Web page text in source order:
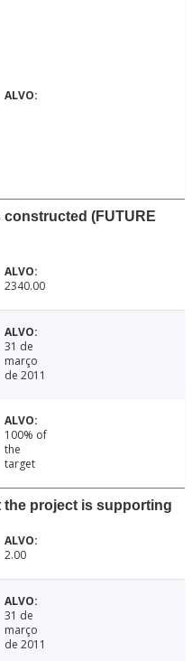
(FUTURE
2340.00
31 de
março
de 2011
100% of
the
target
the project is supporting
2.00
31 de
março
de 2011